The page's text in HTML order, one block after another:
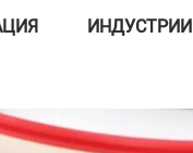
ИНДУСТРИИ